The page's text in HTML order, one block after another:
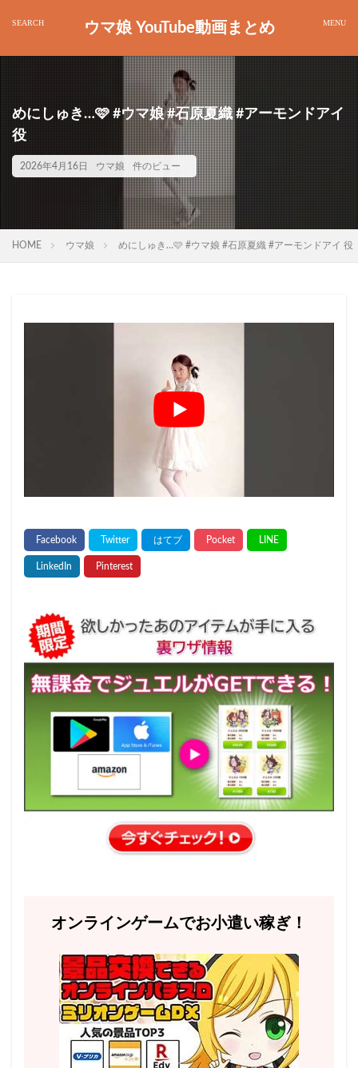
ウマ娘 YouTube動画まとめ
めにしゅき…🩷 #ウマ娘 #石原夏織 #アーモンドアイ
役
2026年4月16日 ウマ娘 件のビュー
HOME ウマ娘 めにしゅき…🩷 #ウマ娘 #石原夏織 #アーモンドアイ 役
オンラインゲームでお小遣い稼ぎ！